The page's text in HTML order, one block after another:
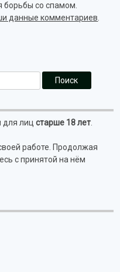
борьбы со спамом.
данные комментариев
для лицстарше 18 лет
работе. Продолжая
с принятой на нём